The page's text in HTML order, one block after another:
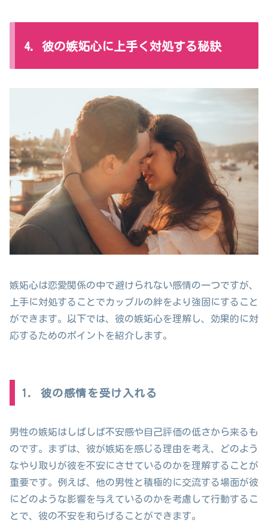
4. 彼の嫉妬心に上手く対処する秘訣
嫉妬心は恋愛関係の中で避けられない感情の一つですが、
上手に対処することでカップルの絆をより強固にすること
ができます。以下では、彼の嫉妬心を理解し、効果的に対
応するためのポイントを紹介します。
1. 彼の感情を受け入れる
男性の嫉妬はしばしば不安感や自己評価の低さから来るも
のです。まずは、彼が嫉妬を感じる理由を考え、どのよう
なやり取りが彼を不安にさせているのかを理解することが
重要です。例えば、他の男性と積極的に交流する場面が彼
にどのような影響を与えているのかを考慮して行動するこ
とで、彼の不安を和らげることができます。